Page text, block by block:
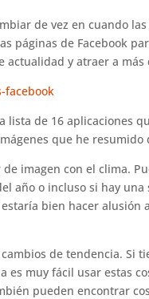
de vez en cuando
páginas de Facebook
actualidad y atraer a más
lista de 16 aplicaciones
que he resumido
de imagen con el clima.
año o incluso si hay una
bien hacer alusión
cambios de tendencia. Si
es muy fácil usar estas
pueden encontrar